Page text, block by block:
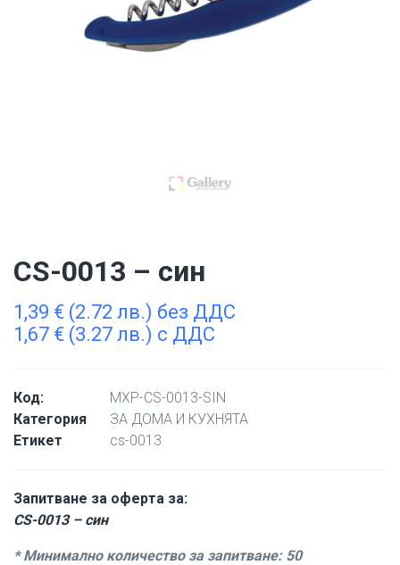
CS-0013 – син
1,39 € (2.72 лв.) без ДДС
1,67 € (3.27 лв.) с ДДС
Код:
MXP-CS-0013-SIN
Категория
ЗА ДОМА И КУХНЯТА
Етикет
cs-0013
Запитване за оферта за:
CS-0013 – син
* Минимално количество за запитване: 50